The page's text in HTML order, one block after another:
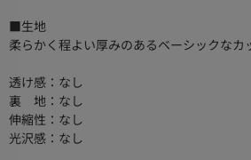
■生地
柔らかく程よい厚みのあるベーシックなカ
透け感：なし
裏 地：なし
伸縮性：なし
光沢感：なし